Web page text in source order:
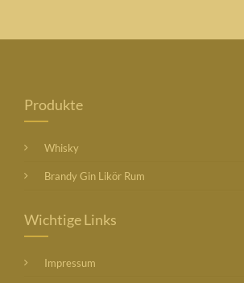
Produkte
Whisky
Brandy Gin Likör Rum
Wichtige Links
Impressum